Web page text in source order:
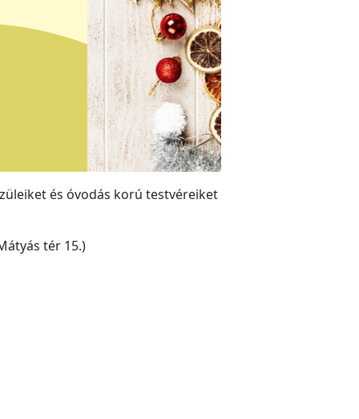
és óvodás korú testvéreiket
tér 15.)